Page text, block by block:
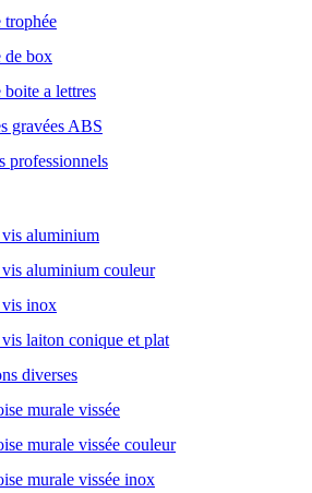
trophée
de box
boite a lettres
gravées ABS
professionnels
vis aluminium
vis aluminium couleur
vis inox
laiton conique et plat
diverses
murale vissée
murale vissée couleur
murale vissée inox